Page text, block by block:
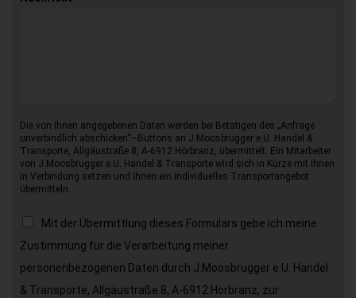
Die von Ihnen angegebenen Daten werden bei Betätigen des „Anfrage
unverbindlich abschicken“–Buttons an J.Moosbrugger e.U. Handel &
Transporte, Allgäustraße 8, A-6912 Hörbranz, übermittelt. Ein Mitarbeiter
von J.Moosbrugger e.U. Handel & Transporte wird sich in Kürze mit Ihnen
in Verbindung setzen und Ihnen ein individuelles Transportangebot
übermitteln.
Mit der Übermittlung dieses Formulars gebe ich meine
Zustimmung für die Verarbeitung meiner
personenbezogenen Daten durch J.Moosbrugger e.U. Handel
& Transporte, Allgäustraße 8, A-6912 Hörbranz, zur